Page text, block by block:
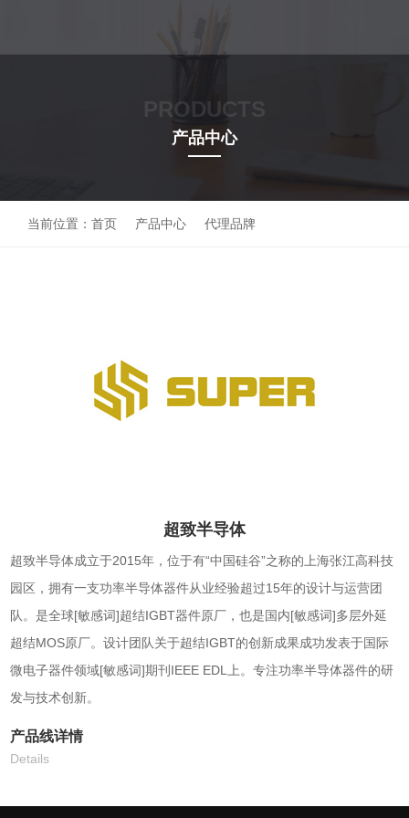
PRODUCTS
产品中心
当前位置：首页 产品中心 代理品牌
超致半导体
超致半导体成立于2015年，位于有“中国硅谷”之称的上海张江高科技
园区，拥有一支功率半导体器件从业经验超过15年的设计与运营团
队。是全球[敏感词]超结IGBT器件原厂，也是国内[敏感词]多层外延
超结MOS原厂。设计团队关于超结IGBT的创新成果成功发表于国际
微电子器件领域[敏感词]期刊IEEE EDL上。专注功率半导体器件的研
发与技术创新。
产品线详情
Details